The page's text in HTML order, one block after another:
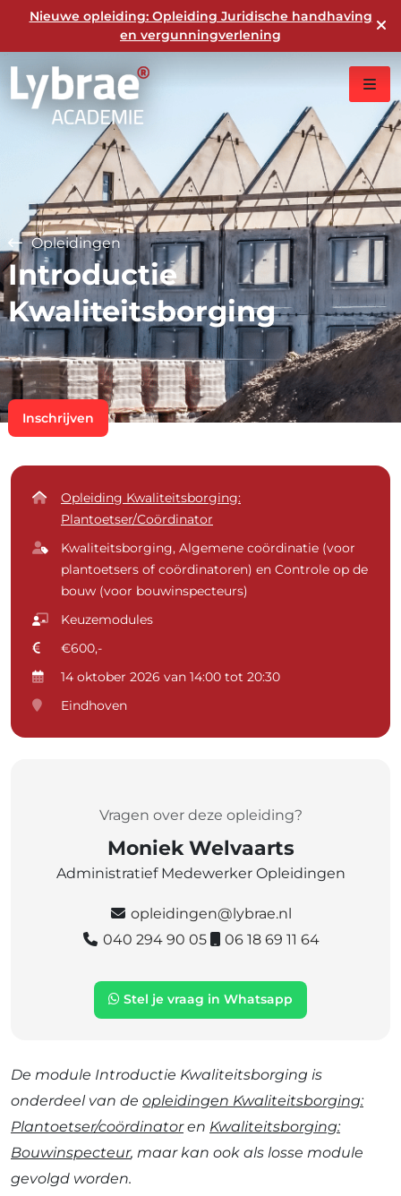
Nieuwe opleiding: Opleiding Juridische handhaving
en vergunningverlening
Opleidingen
Introductie
Kwaliteitsborging
Inschrijven
De module Introductie Kwaliteitsborging is
onderdeel van de opleidingen Kwaliteitsborging:
Plantoetser/coördinatoren Kwaliteitsborging:
Bouwinspecteur, maar kan ook als losse module
gevolgd worden.
Opleiding Kwaliteitsborging:
Plantoetser/Coördinator
Kwaliteitsborging, Algemene coördinatie (voor
plantoetsers of coördinatoren) en Controle op de
bouw (voor bouwinspecteurs)
Keuzemodules
€600,-
14 oktober 2026 van 14:00 tot 20:30
Eindhoven
Vragen over deze opleiding?
Moniek Welvaarts
Administratief Medewerker Opleidingen
opleidingen@lybrae.nl
040 294 90 05
06 18 69 11 64
Stel je vraag in Whatsapp